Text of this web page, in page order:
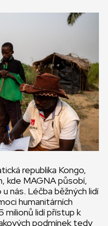
republika Kongo,
kde MAGNA působí,
nás. Léčba běžných lidí
humanitárních
milionů lidí přístup k
podmínek tedy